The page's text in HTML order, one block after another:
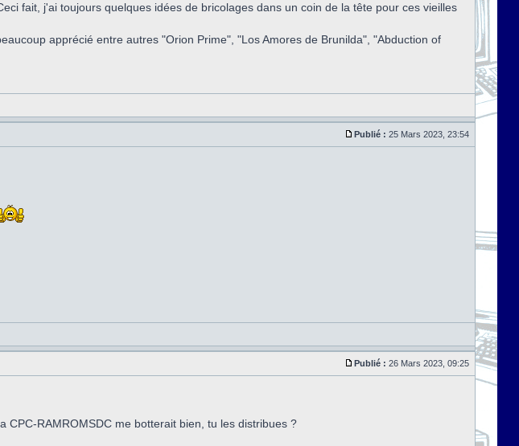
fait, j'ai toujours quelques idées de bricolages dans un coin de la tête pour ces vieilles
apprécié entre autres "Orion Prime", "Los Amores de Brunilda", "Abduction of
Publié : 25 Mars 2023, 23:54
Publié : 26 Mars 2023, 09:25
RAMROMSDC me botterait bien, tu les distribues ?